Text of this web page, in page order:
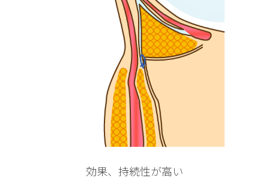
効果、持続性が高い